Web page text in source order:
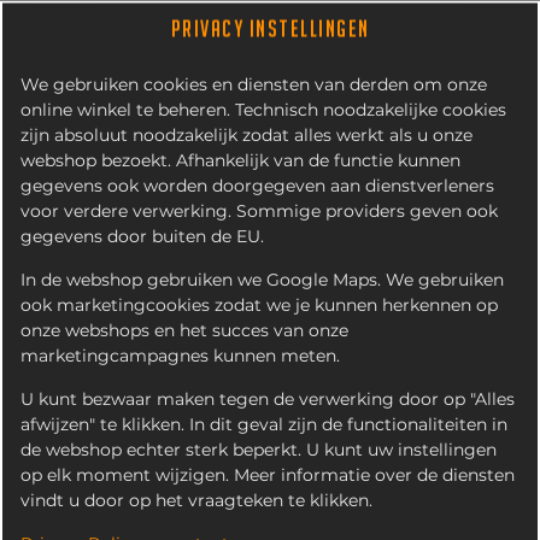
PRIVACY INSTELLINGEN
We gebruiken cookies en diensten van derden om onze
online winkel te beheren. Technisch noodzakelijke cookies
zijn absoluut noodzakelijk zodat alles werkt als u onze
webshop bezoekt. Afhankelijk van de functie kunnen
gegevens ook worden doorgegeven aan dienstverleners
voor verdere verwerking. Sommige providers geven ook
gegevens door buiten de EU.
In de webshop gebruiken we Google Maps. We gebruiken
ook marketingcookies zodat we je kunnen herkennen op
onze webshops en het succes van onze
marketingcampagnes kunnen meten.
U kunt bezwaar maken tegen de verwerking door op "Alles
afwijzen" te klikken. In dit geval zijn de functionaliteiten in
de webshop echter sterk beperkt. U kunt uw instellingen
op elk moment wijzigen. Meer informatie over de diensten
vindt u door op het vraagteken te klikken.
FRIKANDEL